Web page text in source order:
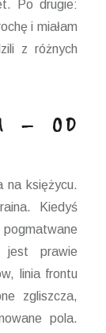
Po drugie:
i miałam
z różnych
– OD
na księżycu.
Kiedyś
jest prawie
linia frontu
zgliszcza,
pola.